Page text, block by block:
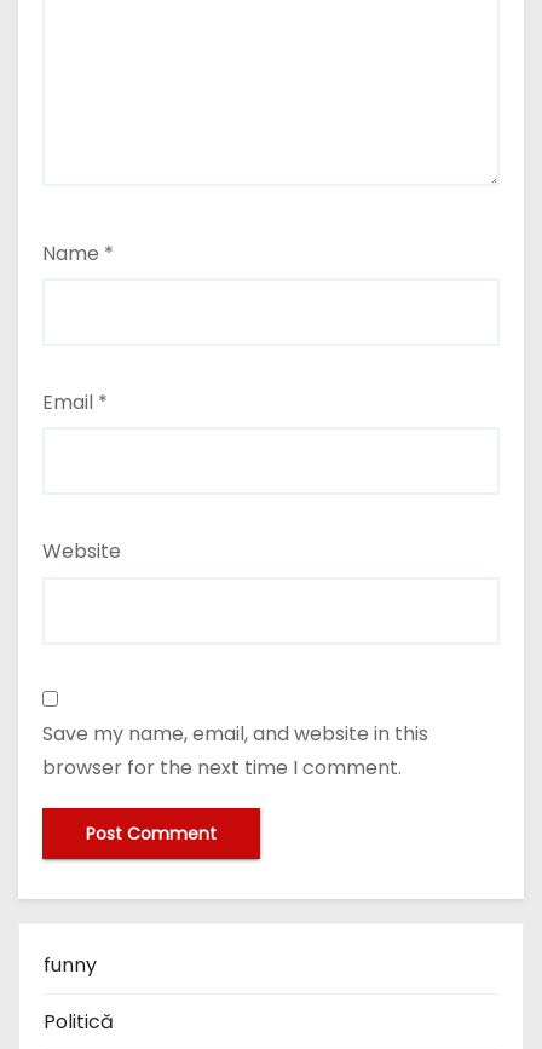
Name *
Email *
Website
Save my name, email, and website in this
browser for the next time I comment.
funny
Politică